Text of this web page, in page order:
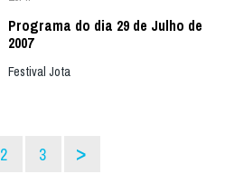
Programa do dia 29 de Julho de
2007
Festival Jota
2 3 >